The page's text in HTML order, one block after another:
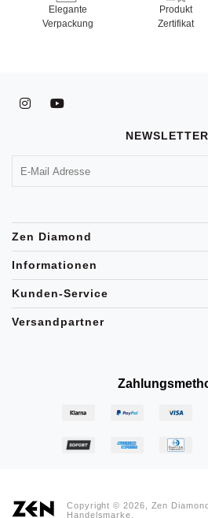
Elegante
Verpackung
Produkt
Zertifikat
NEWSLETTER
Zen Diamond
Informationen
Kunden-Service
Versandpartner
Copyright © 2026, Zen
Handelsmarke.